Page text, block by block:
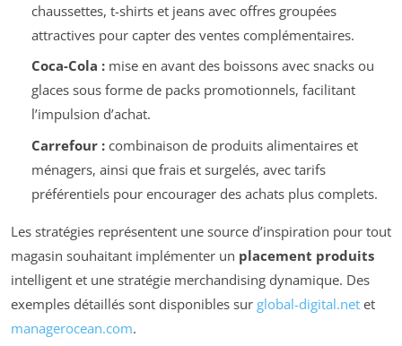
chaussettes, t-shirts et jeans avec offres groupées
attractives pour capter des ventes complémentaires.
Coca-Cola :mise en avant des boissons avec snacks ou
glaces sous forme de packs promotionnels, facilitant
l’impulsion d’achat.
Carrefour :combinaison de produits alimentaires et
ménagers, ainsi que frais et surgelés, avec tarifs
préférentiels pour encourager des achats plus complets.
Les stratégies représentent une source d’inspiration pour tout
magasin souhaitant implémenter un placement produits
intelligent et une stratégie merchandising dynamique. Des
exemples détaillés sont disponibles sur global-digital.net et
managerocean.com.